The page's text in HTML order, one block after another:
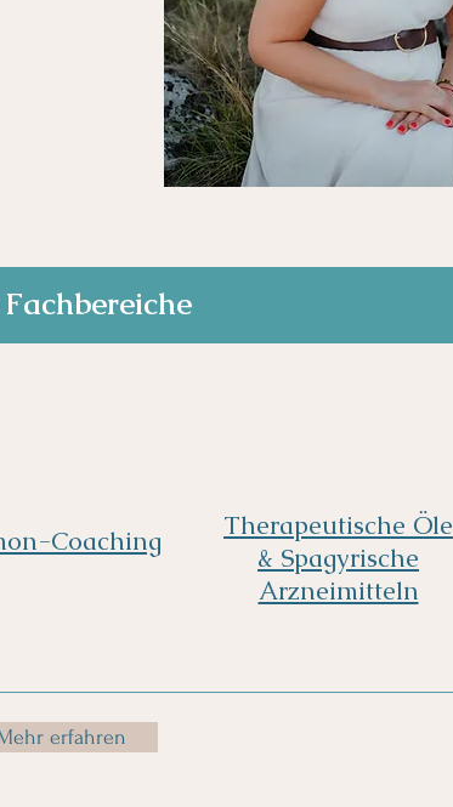
erfahren
Coaching
Therapeutische Öle
& Spagyrische
Arzneimitteln